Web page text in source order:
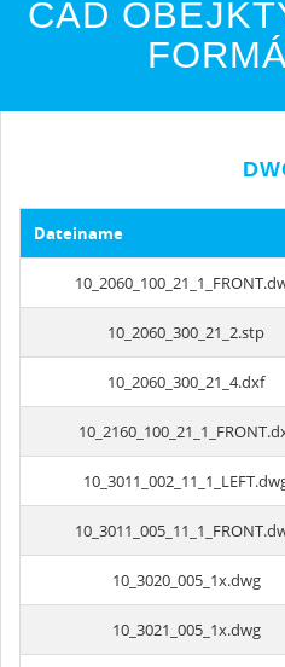
CAD
Dateiname
10_2060_300_21_2.stp
10_2060_300_21_4.dxf
10_3020_005_1x.dwg
10_3021_005_1x.dwg